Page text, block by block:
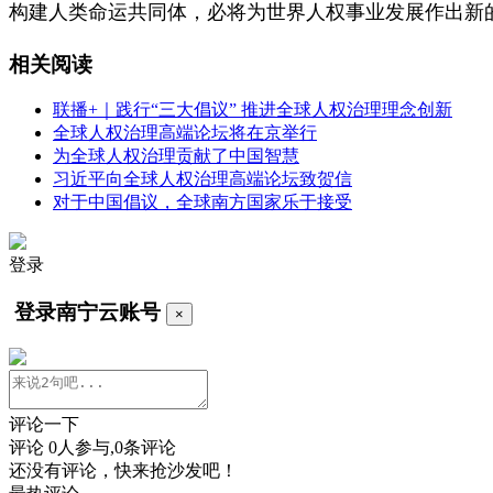
构建人类命运共同体，必将为世界人权事业发展作出新
相关阅读
联播+｜践行“三大倡议” 推进全球人权治理理念创新
全球人权治理高端论坛将在京举行
为全球人权治理贡献了中国智慧
习近平向全球人权治理高端论坛致贺信
对于中国倡议，全球南方国家乐于接受
登录
登录南宁云账号 ×
评论一下
评论 0人参与,0条评论
还没有评论，快来抢沙发吧！